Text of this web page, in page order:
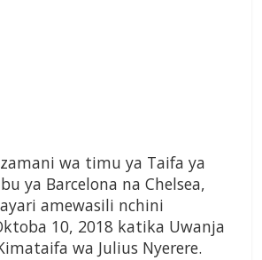
zamani wa timu ya Taifa ya
ya Barcelona na Chelsea,
amewasili nchini
10, 2018 katika Uwanja
wa Julius Nyerere.